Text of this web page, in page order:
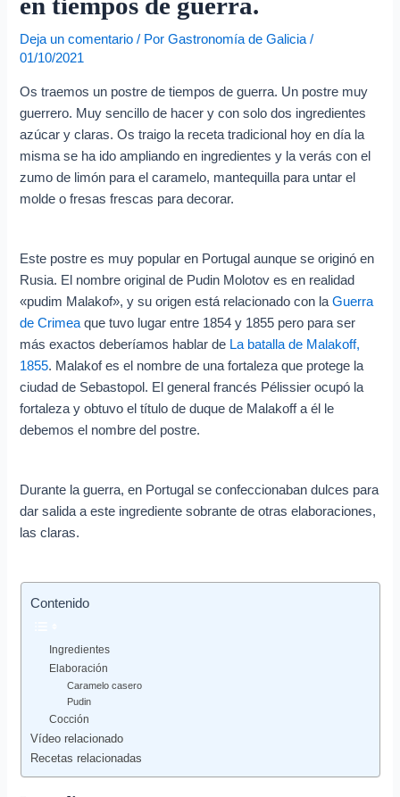
en tiempos de guerra.
Deja un comentario / PorGastronomía de Galicia/
01/10/2021
Os traemos un postre de tiempos de guerra. Un postre muy
guerrero. Muy sencillo de hacer y con solo dos ingredientes
azúcar y claras. Os traigo la receta tradicional hoy en día la
misma se ha ido ampliando en ingredientes y la verás con el
zumo de limón para el caramelo, mantequilla para untar el
molde o fresas frescas para decorar.
Este postre es muy popular en Portugal aunque se originó en
Rusia. El nombre original de Pudin Molotov es en realidad
«pudim Malakof», y su origen está relacionado con laGuerra
de Crimea que tuvo lugar entre 1854 y 1855 pero para ser
más exactos deberíamos hablar de La batalla de Malakoff,
1855. Malakof es el nombre de una fortaleza que protege la
ciudad de Sebastopol. El general francés Pélissier ocupó la
fortaleza y obtuvo el título de duque de Malakoff a él le
debemos el nombre del postre.
Durante la guerra, en Portugal se confeccionaban dulces para
dar salida a este ingrediente sobrante de otras elaboraciones,
las claras.
Contenido
Ingredientes
Elaboración
Caramelo casero
Pudin
Cocción
Vídeo relacionado
Recetas relacionadas
e
c
t
r
ó
i
c